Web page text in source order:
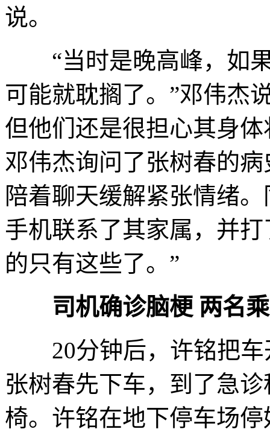
说。
“当时是晚高峰，如果
可能就耽搁了。”邓伟杰
但他们还是很担心其身
邓伟杰询问了张树春的
陪着聊天缓解紧张情绪
手机联系了其家属，并
的只有这些了。”
司机确诊脑梗 两名
20分钟后，许铭把车
张树春先下车，到了急
椅。许铭在地下停车场